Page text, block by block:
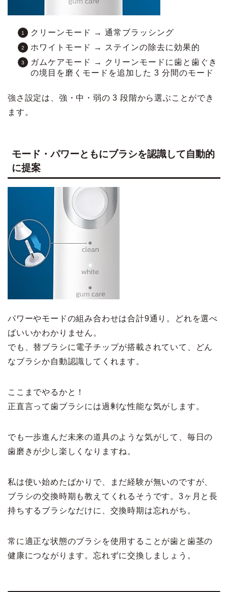
クリーンモード → 通常ブラッシング
ホワイトモード → ステインの除去に効果的
ガムケアモード → クリーンモードに歯と歯ぐき
の境目を磨くモードを追加した 3 分間のモード
強さ設定は、強・中・弱の 3 段階から選ぶことができ
ます。
モード・パワーともにブラシを認識して自動的
に提案
パワーやモードの組み合わせは合計9通り。どれを選べ
ばいいかわかりません。
でも、替ブラシに電子チップが搭載されていて、どん
なブラシか自動認識してくれます。
ここまでやるかと！
正直言って歯ブラシには過剰な性能な気がします。
でも一歩進んだ未来の道具のような気がして、毎日の
歯磨きが少し楽しくなりますね。
私は使い始めたばかりで、まだ経験が無いのですが、
ブラシの交換時期も教えてくれるそうです。3ヶ月と長
持ちするブラシなだけに、交換時期は忘れがち。
常に適正な状態のブラシを使用することが歯と歯茎の
健康につながります。忘れずに交換しましょう。